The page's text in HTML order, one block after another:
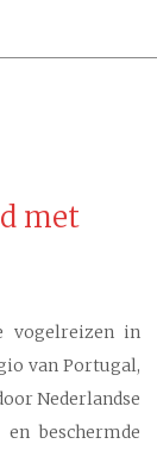
met
vogelreizen in
van Portugal,
Nederlandse
beschermde